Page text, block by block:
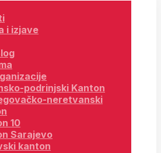
i izjave
podrinjski Kanton
neretvanski
10
Sarajevo
kanton